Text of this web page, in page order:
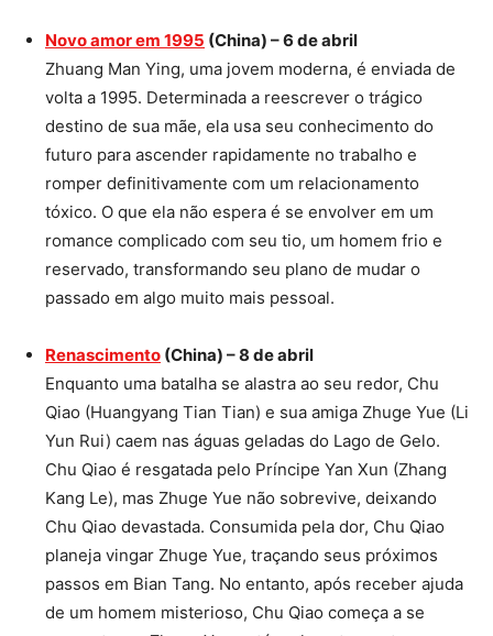
Novo amor em 1995 (China) – 6 de abril
Zhuang Man Ying, uma jovem moderna, é enviada de
volta a 1995. Determinada a reescrever o trágico
destino de sua mãe, ela usa seu conhecimento do
futuro para ascender rapidamente no trabalho e
romper definitivamente com um relacionamento
tóxico. O que ela não espera é se envolver em um
romance complicado com seu tio, um homem frio e
reservado, transformando seu plano de mudar o
passado em algo muito mais pessoal.
Renascimento (China) – 8 de abril
Enquanto uma batalha se alastra ao seu redor, Chu
Qiao (Huangyang Tian Tian) e sua amiga Zhuge Yue (Li
Yun Rui) caem nas águas geladas do Lago de Gelo.
Chu Qiao é resgatada pelo Príncipe Yan Xun (Zhang
Kang Le), mas Zhuge Yue não sobrevive, deixando
Chu Qiao devastada. Consumida pela dor, Chu Qiao
planeja vingar Zhuge Yue, traçando seus próximos
passos em Bian Tang. No entanto, após receber ajuda
de um homem misterioso, Chu Qiao começa a se